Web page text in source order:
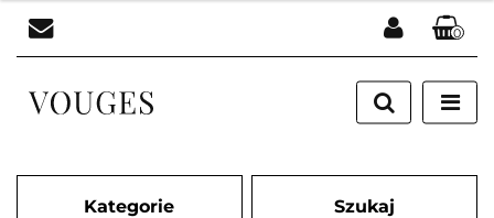
Zaloguj się
Zarejestruj się
0
Kategorie Szukaj